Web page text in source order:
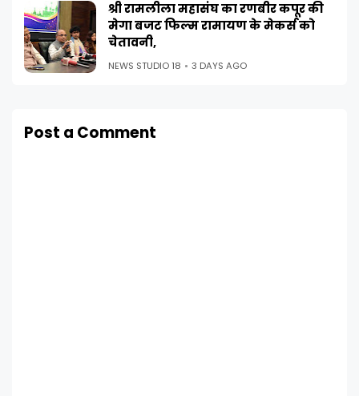
श्री रामलीला महासंघ का रणबीर कपूर की
मेगा बजट फिल्म रामायण के मेकर्स को
चेतावनी,
NEWS STUDIO 18 3 DAYS AGO
Post a Comment